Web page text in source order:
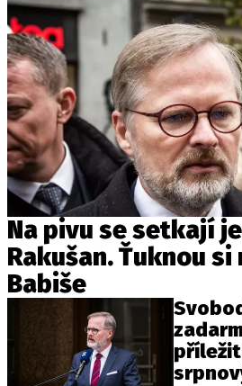
Na pivu se setkají
Rakušan. Ťuknou
Babiše